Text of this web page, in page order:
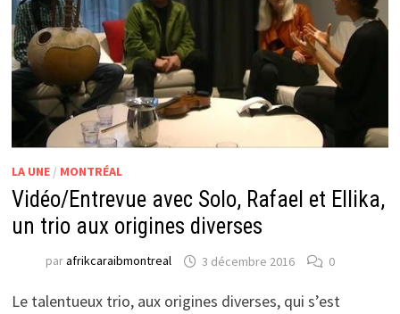
LA UNE/ MONTRÉAL
Vidéo/Entrevue avec Solo, Rafael et Ellika,
un trio aux origines diverses
parafrikcaraibmontreal 3 décembre 2016 0
Le talentueux trio, aux origines diverses, qui s’est